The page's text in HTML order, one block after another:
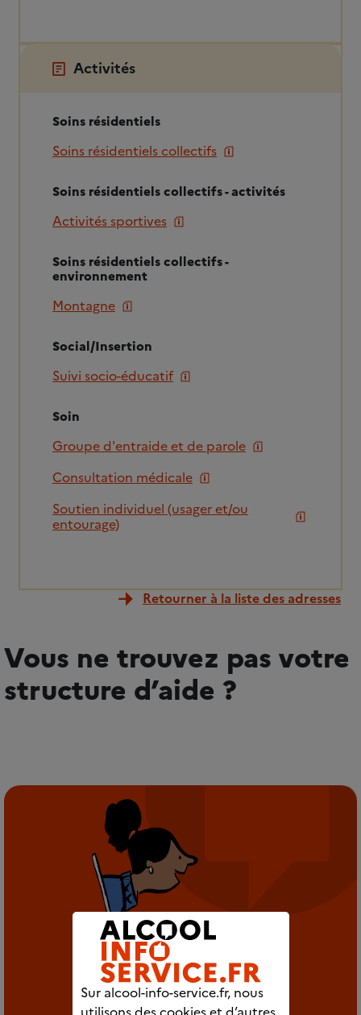
Activités
Soins résidentiels
Soins résidentiels collectifs
Soins résidentiels collectifs - activités
Activités sportives
Soins résidentiels collectifs -
environnement
Montagne
Social/Insertion
Suivi socio-éducatif
Soin
Groupe d'entraide et de parole
Consultation médicale
Soutien individuel (usager et/ou
entourage)
Retourner à la liste des adresses
Vous ne trouvez pas votre
structure d’aide ?
Sur alcool-info-service.fr, nous